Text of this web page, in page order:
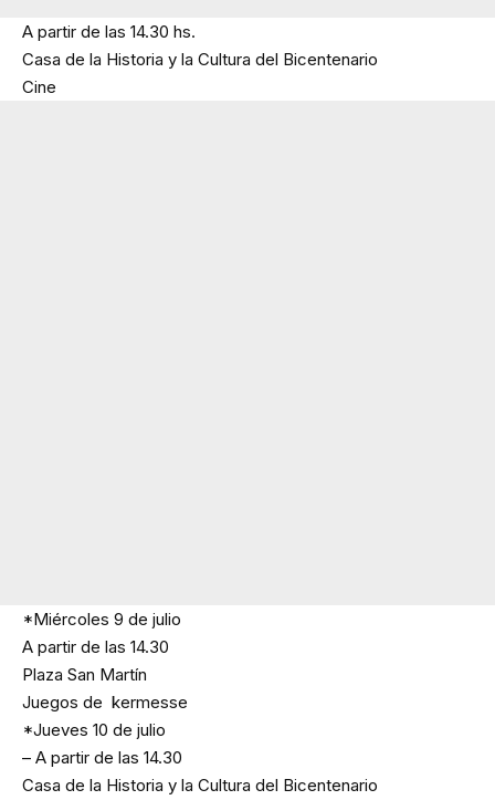
A partir de las 14.30 hs.
Casa de la Historia y la Cultura del Bicentenario
Cine
*Miércoles 9 de julio
A partir de las 14.30
Plaza San Martín
Juegos de kermesse
*Jueves 10 de julio
– A partir de las 14.30
Casa de la Historia y la Cultura del Bicentenario